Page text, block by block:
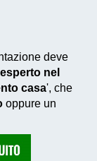
deve
nel
casa', che
oppure un